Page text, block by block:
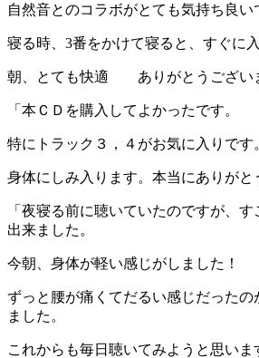
自然音とのコラボがとても気持ち良い
寝る時、3番をかけて寝ると、すぐに入
朝、とても快適 ありがとうござい
「本ＣＤを購入してよかったです。
特にトラック３，４がお気に入りです
身体にしみ入ります。本当にありがと
「夜寝る前に聴いていたのですが、
出来ました。
今朝、身体が軽い感じがしました！
ずっと腰が痛くてだるい感じだったの
ました。
これからも毎日聴いてみようと思いま